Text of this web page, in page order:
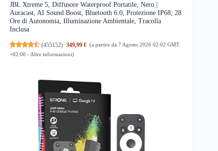
JBL Xtreme 5, Diffusore Waterproof Portatile, Nero |
Auracast, AI Sound Boost, Bluetooth 6.0, Protezione IP68, 28
Ore di Autonomia, Illuminazione Ambientale, Tracolla
Inclusa
(455152) 349,99 € (a partire da 7 Agosto 2026 02:02 GMT
+02:00 - Altre informazioni)